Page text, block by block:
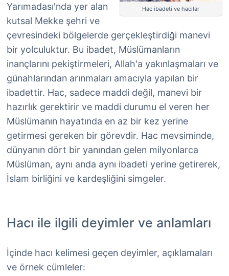
Hac ibadeti ve hacılar
Yarımadası'nda yer alan
kutsal Mekke şehri ve
çevresindeki bölgelerde gerçekleştirdiği manevi
bir yolculuktur. Bu ibadet, Müslümanların
inançlarını pekiştirmeleri, Allah'a yakınlaşmaları ve
günahlarından arınmaları amacıyla yapılan bir
ibadettir. Hac, sadece maddi değil, manevi bir
hazırlık gerektirir ve maddi durumu el veren her
Müslümanın hayatında en az bir kez yerine
getirmesi gereken bir görevdir. Hac mevsiminde,
dünyanın dört bir yanından gelen milyonlarca
Müslüman, aynı anda aynı ibadeti yerine getirerek,
İslam birliğini ve kardeşliğini simgeler.
Hacı ile ilgili deyimler ve anlamları
İçinde hacı kelimesi geçen deyimler, açıklamaları
ve örnek cümleler: